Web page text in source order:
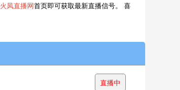
火凤直播网首页即可获取最新直播信号。 喜
直播中